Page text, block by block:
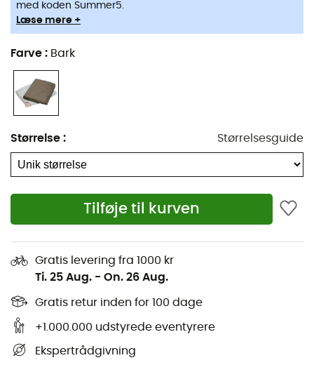
med koden Summer5.
Læse mere +
Farve : Bark
Størrelse : Størrelsesguide
Tilføje til kurven
Gratis levering fra 1000 kr
Ti. 25 Aug. - On. 26 Aug.
Gratis retur inden for 100 dage
+1.000.000 udstyrede eventyrere
Ekspertrådgivning